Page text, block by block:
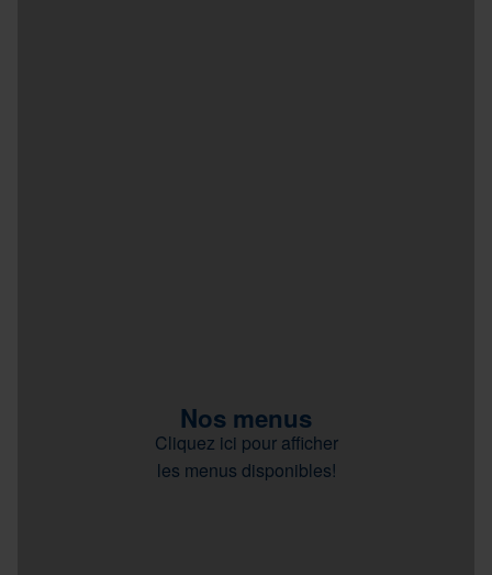
Nos menus
Cliquez ici pour afficher
les menus disponibles!